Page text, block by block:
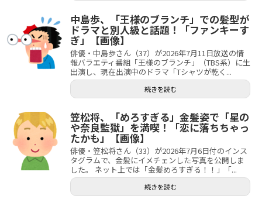
中島歩、「王様のブランチ」での髪型が
ドラマと別人級と話題！「ファンキーす
ぎ」【画像】
俳優・中島歩さん（37）が2026年7月11日放送の情
報バラエティ番組「王様のブランチ」（TBS系）に生
出演し、現在出演中のドラマ「Tシャツが乾く...
続きを読む
笠松将、「めろすぎる」金髪姿で「星の
や奈良監獄」を満喫！「恋に落ちちゃっ
たかも」【画像】
俳優・笠松将さん（33）が2026年7月6日付のインス
タグラムで、金髪にイメチェンした写真を公開しま
した。 ネット上では「金髪めろすぎる！！」「...
続きを読む